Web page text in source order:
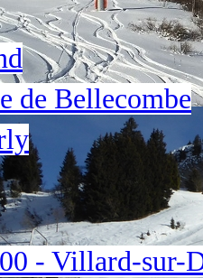
de Bellecombe
- Villard-sur-